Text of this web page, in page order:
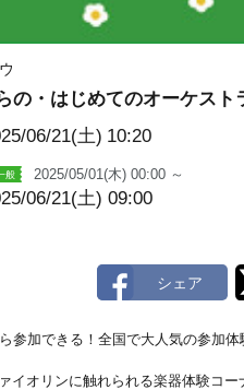
・はじめてのオーケスト
06/21(土) 10:20
2025/05/01(木) 00:00 ～
06/21(土) 09:00
参加できる！全国で大人気の参加体
イオリンに触れられる楽器体験コー